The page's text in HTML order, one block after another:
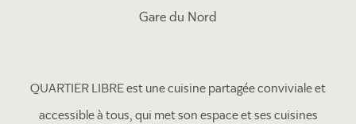
Gare du Nord
QUARTIER LIBRE est une cuisine partagée conviviale et
accessible à tous, qui met son espace et ses cuisines